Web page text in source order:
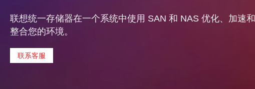
联想统一存储器在一个系统中使用 SAN 和 NAS 优化、加速和
整合您的环境。
联系客服